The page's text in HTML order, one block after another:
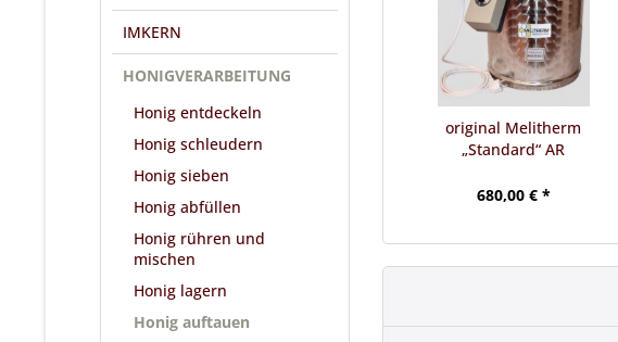
IMKERN
HONIGVERARBEITUNG
Honig entdeckeln
Honig schleudern
Honig sieben
Honig abfüllen
Honig rühren und
mischen
Honig lagern
Honig auftauen
original Melitherm
„Standard“ AR
680,00 € *